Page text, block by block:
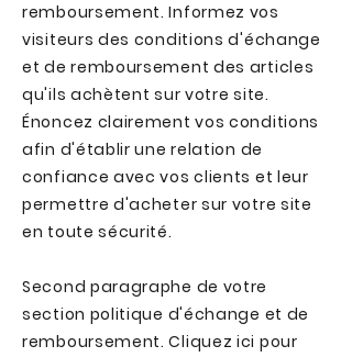
remboursement. Informez vos
visiteurs des conditions d'échange
et de remboursement des articles
qu'ils achètent sur votre site.
Énoncez clairement vos conditions
afin d'établir une relation de
confiance avec vos clients et leur
permettre d'acheter sur votre site
en toute sécurité.
Second paragraphe de votre
section politique d'échange et de
remboursement. Cliquez ici pour